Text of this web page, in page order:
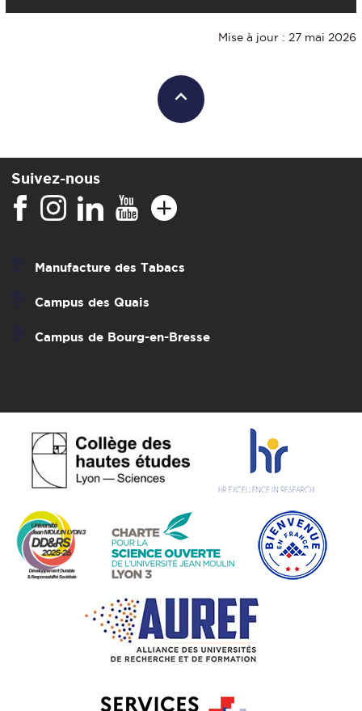
Mise à jour : 27 mai 2026
Suivez-nous
Manufacture des Tabacs
Campus des Quais
Campus de Bourg-en-Bresse